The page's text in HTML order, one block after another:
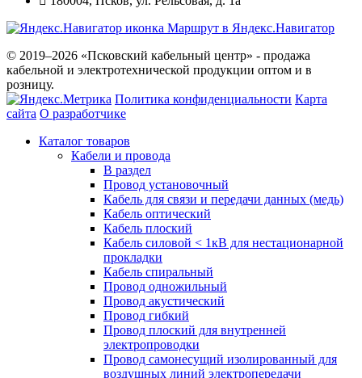
Маршрут в Яндекс.Навигатор
© 2019–2026 «Псковский кабельный центр» - продажа
кабельной и электротехнической продукции оптом и в
розницу.
Политика конфиденциальности Карта
сайта О разработчике
Каталог товаров
Кабели и провода
В раздел
Провод установочный
Кабель для связи и передачи данных (медь)
Кабель оптический
Кабель плоский
Кабель силовой < 1кВ для нестационарной
прокладки
Кабель спиральный
Провод одножильный
Провод акустический
Провод гибкий
Провод плоский для внутренней
электропроводки
Провод самонесущий изолированный для
воздушных линий электропередачи